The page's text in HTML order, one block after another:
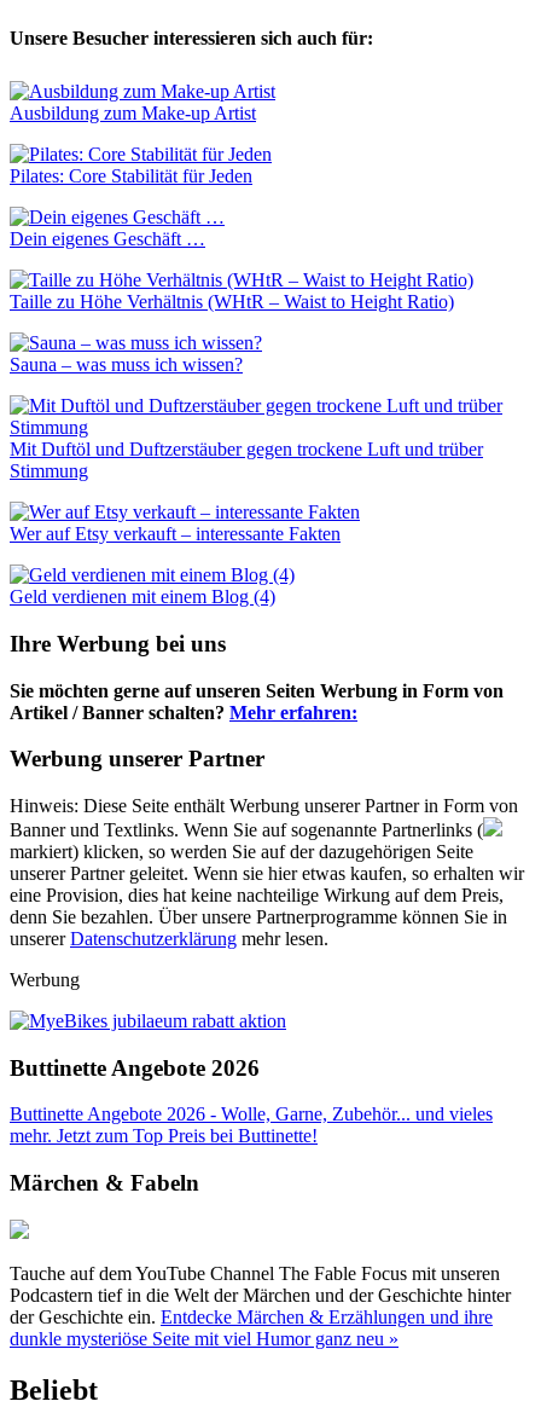
Unsere Besucher interessieren sich auch für:
Ausbildung zum Make-up Artist
Pilates: Core Stabilität für Jeden
Dein eigenes Geschäft …
Taille zu Höhe Verhältnis (WHtR – Waist to Height Ratio)
Sauna – was muss ich wissen?
Mit Duftöl und Duftzerstäuber gegen trockene Luft und trüber
Stimmung
Wer auf Etsy verkauft – interessante Fakten
Geld verdienen mit einem Blog (4)
Ihre Werbung bei uns
Sie möchten gerne auf unseren Seiten Werbung in Form von
Artikel / Banner schalten? Mehr erfahren:
Werbung unserer Partner
Hinweis: Diese Seite enthält Werbung unserer Partner in Form von
Banner und Textlinks. Wenn Sie auf sogenannte Partnerlinks (
markiert) klicken, so werden Sie auf der dazugehörigen Seite
unserer Partner geleitet. Wenn sie hier etwas kaufen, so erhalten wir
eine Provision, dies hat keine nachteilige Wirkung auf dem Preis,
denn Sie bezahlen. Über unsere Partnerprogramme können Sie in
unsererDatenschutzerklärung mehr lesen.
Werbung
Buttinette Angebote 2026
Buttinette Angebote 2026 - Wolle, Garne, Zubehör... und vieles
mehr. Jetzt zum Top Preis bei Buttinette!
Märchen & Fabeln
Tauche auf dem YouTube Channel The Fable Focus mit unseren
Podcastern tief in die Welt der Märchen und der Geschichte hinter
der Geschichte ein. Entdecke Märchen & Erzählungen und ihre
dunkle mysteriöse Seite mit viel Humor ganz neu »
Beliebt